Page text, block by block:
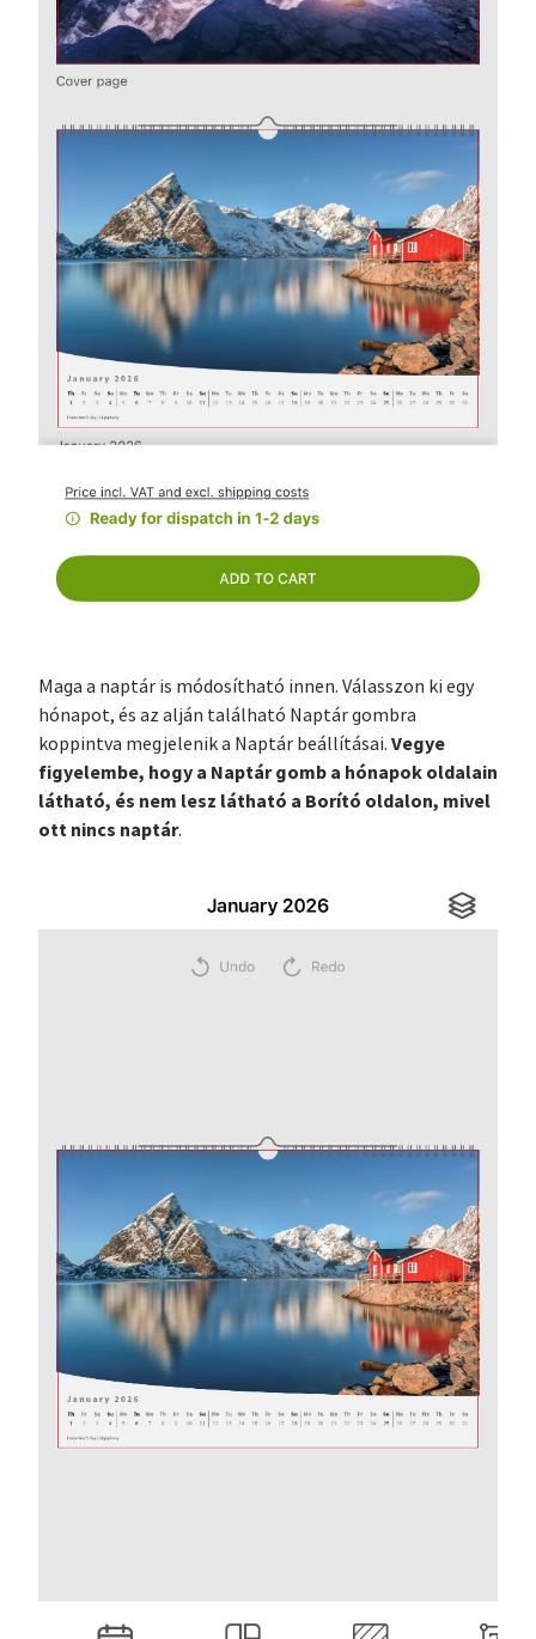
Maga a naptár is módosítható innen. Válasszon ki egy
hónapot, és az alján található Naptár gombra
koppintva megjelenik a Naptár beállításai. Vegye
figyelembe, hogy a Naptár gomb a hónapok oldalain
látható, és nem lesz látható a Borító oldalon, mivel
ott nincs naptár.